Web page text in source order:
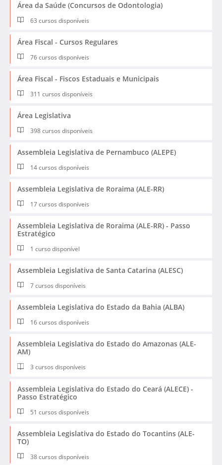
Área da Saúde (Concursos de Odontologia)
63 cursos disponíveis
Área Fiscal - Cursos Regulares
76 cursos disponíveis
Área Fiscal - Fiscos Estaduais e Municipais
311 cursos disponíveis
Área Legislativa
398 cursos disponíveis
Assembleia Legislativa de Pernambuco (ALEPE)
14 cursos disponíveis
Assembleia Legislativa de Roraima (ALE-RR)
17 cursos disponíveis
Assembleia Legislativa de Roraima (ALE-RR) - Passo
Estratégico
1 curso disponível
Assembleia Legislativa de Santa Catarina (ALESC)
7 cursos disponíveis
Assembleia Legislativa do Estado da Bahia (ALBA)
16 cursos disponíveis
Assembleia Legislativa do Estado do Amazonas (ALE-
AM)
3 cursos disponíveis
Assembleia Legislativa do Estado do Ceará (ALECE) -
Passo Estratégico
51 cursos disponíveis
Assembleia Legislativa do Estado do Tocantins (ALE-
TO)
38 cursos disponíveis